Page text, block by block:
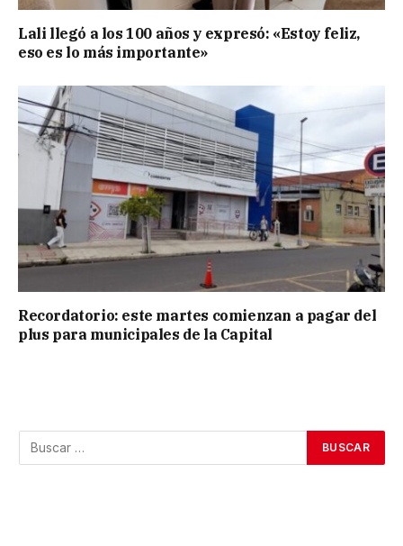
Lali llegó a los 100 años y expresó: «Estoy feliz,
eso es lo más importante»
Recordatorio: este martes comienzan a pagar del
plus para municipales de la Capital